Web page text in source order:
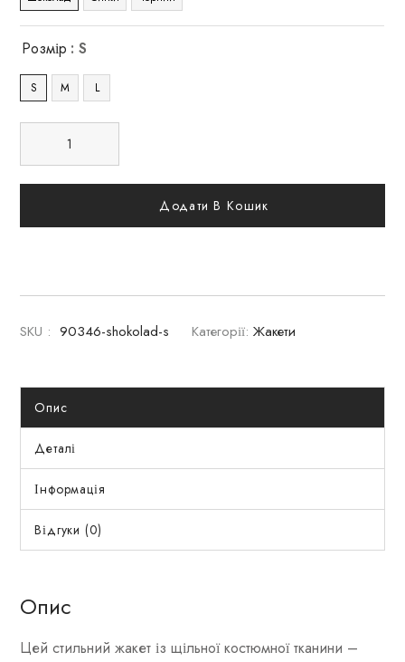
Розмір : S
S M L
Додати В Кошик
SKU : 90346-shokolad-s Категорії: Жакети
Опис
Деталі
Інформація
Відгуки (0)
Опис
Цей стильний жакет із щільної костюмної тканини –